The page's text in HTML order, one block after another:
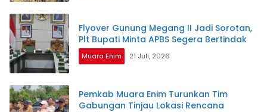
Flyover Gunung Megang II Jadi Sorotan,
Plt Bupati Minta APBS Segera Bertindak
Muara Enim 21 Juli, 2026
Pemkab Muara Enim Turunkan Tim
Gabungan Tinjau Lokasi Rencana